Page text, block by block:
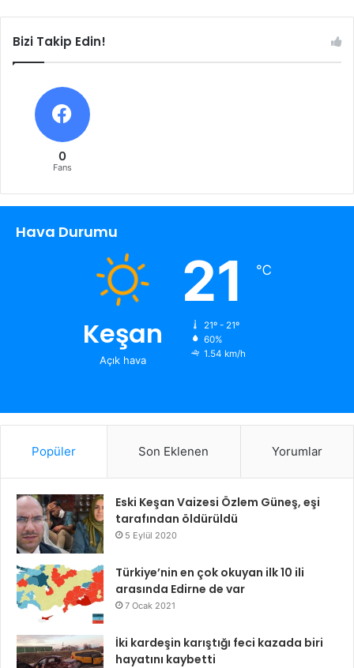
Bizi Takip Edin!
0
Fans
Hava Durumu
Keşan
Açık hava
21 ℃
21º - 21º
60%
1.54 km/h
Popüler Son Eklenen Yorumlar
Eski Keşan Vaizesi Özlem Güneş, eşi
tarafından öldürüldü
5 Eylül 2020
Türkiye’nin en çok okuyan ilk 10 ili
arasında Edirne de var
7 Ocak 2021
İki kardeşin karıştığı feci kazada biri
hayatını kaybetti